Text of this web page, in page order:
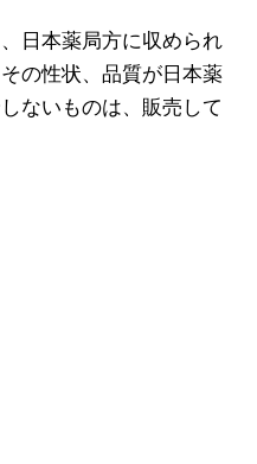
日本薬局方に収められ
の性状、品質が日本薬
ないものは、販売して